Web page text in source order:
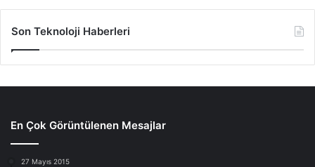
Son Teknoloji Haberleri
En Çok Görüntülenen Mesajlar
27 Mayıs 2015